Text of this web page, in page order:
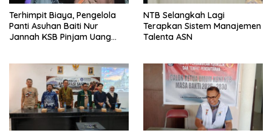
Terhimpit Biaya, Pengelola
Panti Asuhan Baiti Nur
Jannah KSB Pinjam Uang
Kunjung Tuntas
NTB Selangkah Lagi
Terapkan Sistem Manajemen
Talenta ASN